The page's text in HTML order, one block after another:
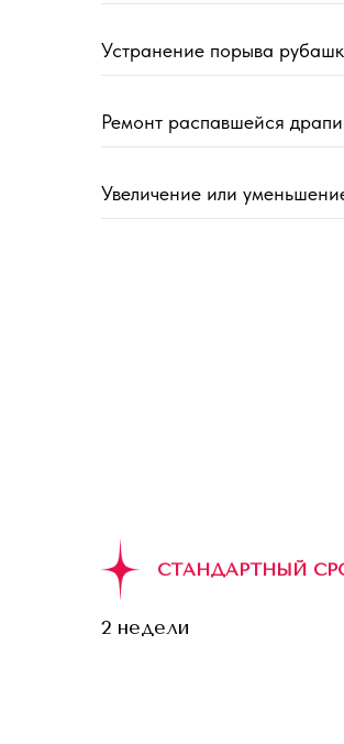
Устранение порыва
Ремонт распавшейся
Увеличение или
СТАНДАРТНЫЙ
2 недели